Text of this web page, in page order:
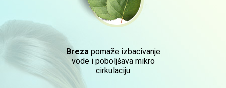
Brezapomaže izbacivanje
vode i poboljšava mikro
cirkulaciju